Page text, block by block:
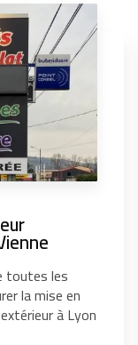
toutes les
la mise en
à Lyon